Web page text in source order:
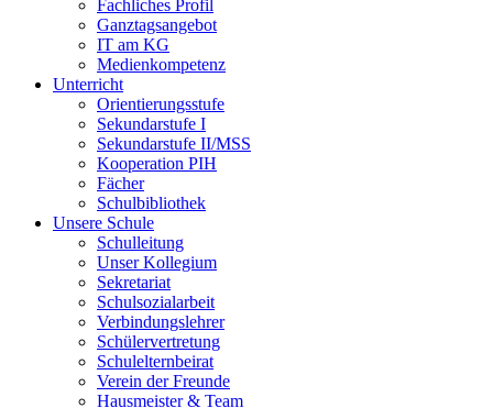
Fachliches Profil
Ganztagsangebot
IT am KG
Medienkompetenz
Unterricht
Orientierungsstufe
Sekundarstufe I
Sekundarstufe II/MSS
Kooperation PIH
Fächer
Schulbibliothek
Unsere Schule
Schulleitung
Unser Kollegium
Sekretariat
Schulsozialarbeit
Verbindungslehrer
Schülervertretung
Schulelternbeirat
Verein der Freunde
Hausmeister & Team